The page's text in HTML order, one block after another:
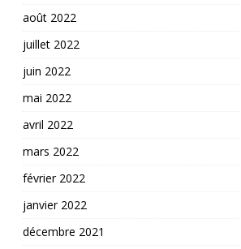
août 2022
juillet 2022
juin 2022
mai 2022
avril 2022
mars 2022
février 2022
janvier 2022
décembre 2021